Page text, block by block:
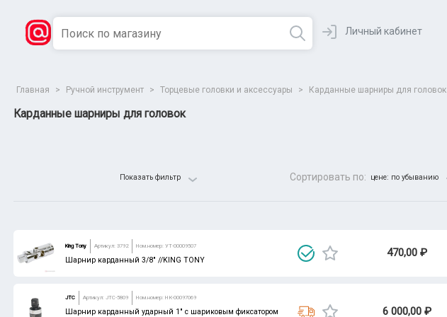
Личный кабинет
Главная > Ручной инструмент > Торцевые головки и аксессуары > Карданные шарниры для головок
Карданные шарниры для головок
Показать фильтр Сортировать по: цене: по убыванию
King Tony
MATRIX
King Tony Артикул: 3792 Ном.номер: УТ-00009507
Шарнир карданный 3/8" //KING TONY
470,00 ₽
JTC Артикул: JTC-5809 Ном.номер: НК-00097069
Шарнир карданный ударный 1" с шариковым фиксатором 6 000,00 ₽